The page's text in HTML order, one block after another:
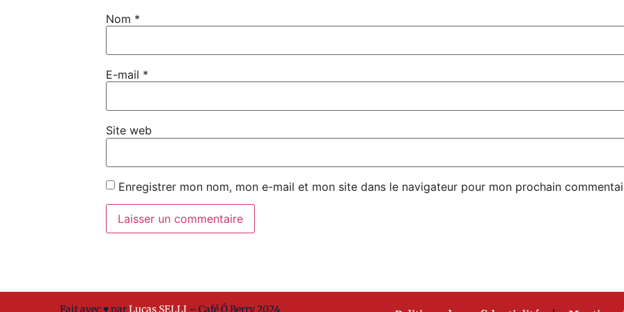
Nom *
E-mail *
Site web
Enregistrer mon nom, mon e-mail et mon site dans le navigateur pour mon prochain
Fait avec♥ parLucas SELLI – Café Ô Berry 2024